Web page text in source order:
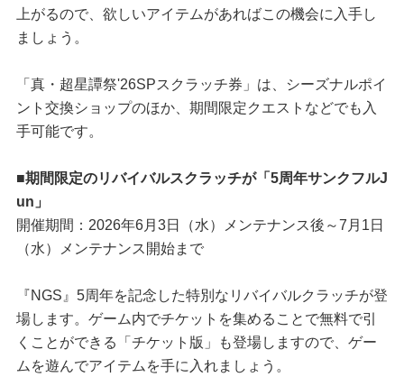
上がるので、欲しいアイテムがあればこの機会に入手し
ましょう。
「真・超星譚祭'26SPスクラッチ券」は、シーズナルポイ
ント交換ショップのほか、期間限定クエストなどでも入
手可能です。
■期間限定のリバイバルスクラッチが「5周年サンクフルJ
un」
開催期間：2026年6月3日（水）メンテナンス後～7月1日
（水）メンテナンス開始まで
『NGS』5周年を記念した特別なリバイバルクラッチが登
場します。ゲーム内でチケットを集めることで無料で引
くことができる「チケット版」も登場しますので、ゲー
ムを遊んでアイテムを手に入れましょう。